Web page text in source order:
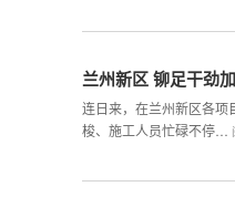
兰州新区 铆足干劲
连日来，在兰州新区各项
梭、施工人员忙碌不停…